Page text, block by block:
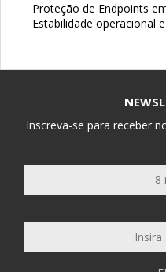
Proteção de Endpoints
Estabilidade operacional
Inscreva-se para receber